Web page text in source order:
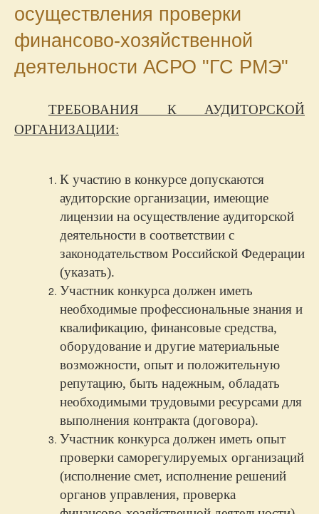
осуществления проверки
финансово-хозяйственной
деятельности АСРО "ГС РМЭ"
ТРЕБОВАНИЯ К АУДИТОРСКОЙ
ОРГАНИЗАЦИИ:
К участию в конкурсе допускаются
аудиторские организации, имеющие
лицензии на осуществление аудиторской
деятельности в соответствии с
законодательством Российской Федерации
(указать).
Участник конкурса должен иметь
необходимые профессиональные знания и
квалификацию, финансовые средства,
оборудование и другие материальные
возможности, опыт и положительную
репутацию, быть надежным, обладать
необходимыми трудовыми ресурсами для
выполнения контракта (договора).
Участник конкурса должен иметь опыт
проверки саморегулируемых организаций
(исполнение смет, исполнение решений
органов управления, проверка